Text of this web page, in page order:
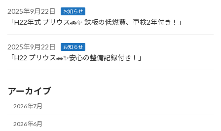
2025年9月22日 お知らせ
「H22年式 プリウス🚗✨ 鉄板の低燃費、車検2年付き！」
2025年9月22日 お知らせ
「H22 プリウス🚗✨安心の整備記録付き！」
アーカイブ
2026年7月
2026年6月